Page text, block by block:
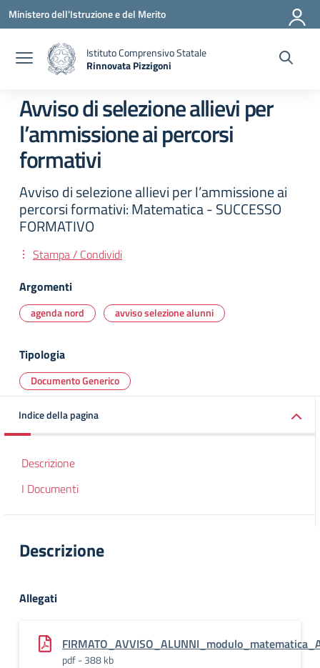
Vai ai contenuti
Vai al menu di navigazione
Vai al footer
Ministero dell'Istruzione e del Merito
Istituto Comprensivo Statale
Rinnovata Pizzigoni
Avviso di selezione allievi per
l’ammissione ai percorsi
formativi
Avviso di selezione allievi per l’ammissione ai
percorsi formativi: Matematica - SUCCESSO
FORMATIVO
Stampa / Condividi
Argomenti
agenda nord avviso selezione alunni
Tipologia
Documento Generico
Indice della pagina
Descrizione
I Documenti
Descrizione
Allegati
pdf - 388 kb